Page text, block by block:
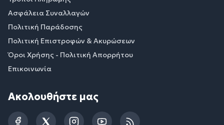
Ασφάλεια Συναλλαγών
Πολιτική Παράδοσης
Πολιτική Επιστροφών & Ακυρώσεων
Όροι Χρήσης - Πολιτική Απορρήτου
Επικοινωνία
Ακολουθήστε μας